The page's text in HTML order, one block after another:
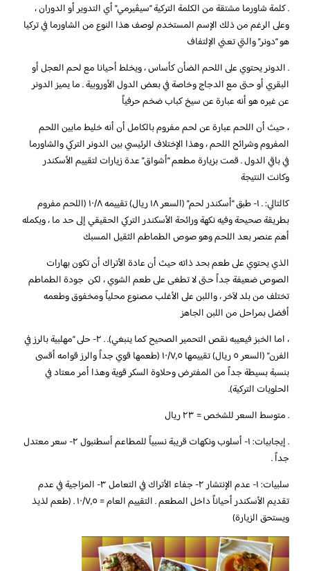
. كلمة شاورما مشتقة من الكلمة التركية “سيڤيرمي” أي التدوير أو الدوران ،
وعلى الرغم من ذلك الإسم المستخدم لوصف هذا النوع من الشاورما في تركيا
هو “دونر” والتي تعني الإلتفاف
. الدونر يحتوي على اللحم الضأن كأساس ، ويخلط أحيانا مع لحم العجل أو
البقري أو حتى مع الدجاج وخاصة في بعض الدول الأوروبية . ما يميز الدونر
عن غيره هو أنه عبارة عن سيخ كباب ضخم حرفياً
، حيث أن اللحم عبارة عن لحم مفروم بالكامل أن أنه خليط مابين اللحم
المفروم وشرائح اللحم ، وهذا الإختلاف الرئيسي بين الدونر التركي والشاورما
في باقي الدول . قمت بزيارة مطعم “أشواق” عدة زيارات لتقييم الأسكندر
وكانت النتيجة
كالتالي: . ١- طبق “أسكندر لحم” (السعر ١٨ ريال) تقييمه ١٠/٨ (اللحم مفروم
بطريقة صحيحة وفيه نكهة ورائحة الأسكندر التركي الحقيقي إلى حد ما ، ويكمله
أهم عنصر بعد اللحم وهو صوص الطماطم الثقيل المسبك
الذي يحتوي على طعم بحد ذاته حيث أن عادة الأتراك أن تكون بهارات
الصوص ضعيفة جداً حتى لا تطغى على طعم الشوي ، لكن جودة الطماطم
تختلف من بلد لآخر ، واللبن على الأغلب مصنوع محلياً ومخفوق وطعمه
أفضل بمراحل من اللبن الجاهز
، اما الخبز فيعيبه نقص التحمير الصحيح كما ينبغي). . ٢- حلى “مهلبية بالرز في
الفرن” (السعر ٥ ريال) تقييمها ١٠/٧,٥ (طعمها قوي جداً والرز قوامه أقسى
بنسبة بسيطة جداً من المفترض وحلاوة السكر قوية وهذا أمر معتاد في
الحلويات التركية).
. متوسط السعر للشخص = ٢٣ ريال
. إيجابيات: ١- أسلوب ونكهات قريبة نسبياً للمطاعم أسطنبول ٢- سعر معتدل
جداً .
سلبيات: ١- عدم الإنتشار ٢- جفاء الأتراك في التعامل ٣- المزاجية في عدم
تقديم الأسكندر أحياناً داخل المطعم . التقييم العام = ١٠/٧,٥ . (طعم لذيذ
ويستحق الزيارة)